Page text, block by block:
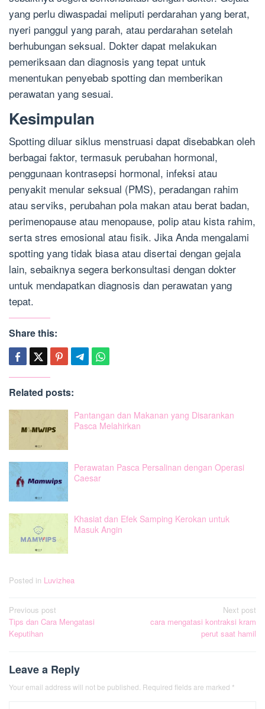
yang perlu diwaspadai meliputi perdarahan yang berat,
nyeri panggul yang parah, atau perdarahan setelah
berhubungan seksual. Dokter dapat melakukan
pemeriksaan dan diagnosis yang tepat untuk
menentukan penyebab spotting dan memberikan
perawatan yang sesuai.
Kesimpulan
Spotting diluar siklus menstruasi dapat disebabkan oleh
berbagai faktor, termasuk perubahan hormonal,
penggunaan kontrasepsi hormonal, infeksi atau
penyakit menular seksual (PMS), peradangan rahim
atau serviks, perubahan pola makan atau berat badan,
perimenopause atau menopause, polip atau kista rahim,
serta stres emosional atau fisik. Jika Anda mengalami
spotting yang tidak biasa atau disertai dengan gejala
lain, sebaiknya segera berkonsultasi dengan dokter
untuk mendapatkan diagnosis dan perawatan yang
tepat.
Share this:
Related posts:
Pantangan dan Makanan yang Disarankan
Pasca Melahirkan
Perawatan Pasca Persalinan dengan Operasi
Caesar
Khasiat dan Efek Samping Kerokan untuk
Masuk Angin
Posted in Luvizhea
Post
navigation
Previous post
Tips dan Cara Mengatasi
Keputihan
Next post
cara mengatasi kontraksi kram
perut saat hamil
Leave a Reply
Your email address will not be published. Required fields are marked *